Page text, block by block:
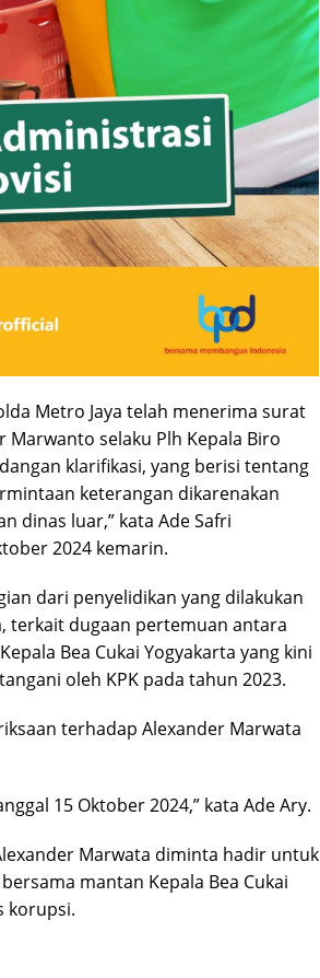
Metro Jaya telah menerima surat
Marwanto selaku Plh Kepala Biro
klarifikasi, yang berisi tentang
keterangan dikarenakan
dinas luar,” kata Ade Safri
2024 kemarin.
dari penyelidikan yang dilakukan
terkait dugaan pertemuan antara
Bea Cukai Yogyakarta yang kini
oleh KPK pada tahun 2023.
terhadap Alexander Marwata
15 Oktober 2024,” kata Ade Ary.
Marwata diminta hadir untuk
mantan Kepala Bea Cukai
korupsi.